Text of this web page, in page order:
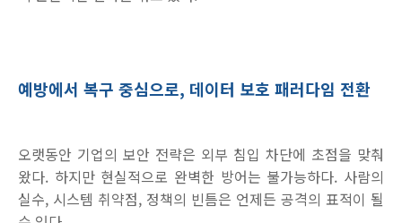
예방에서 복구 중심으로, 데이터 보호 패러다임 전환
오랫동안 기업의 보안 전략은 외부 침입 차단에 초점을 맞춰
왔다. 하지만 현실적으로 완벽한 방어는 불가능하다. 사람의
실수, 시스템 취약점, 정책의 빈틈은 언제든 공격의 표적이 될